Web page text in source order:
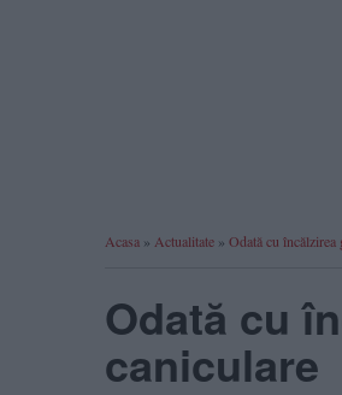
Acasa » Actualitate » Odată cu încălzirea
Odată cu
caniculare